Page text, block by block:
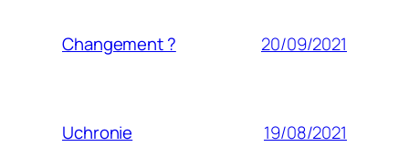
Changement ? 20/09/2021
Uchronie 19/08/2021